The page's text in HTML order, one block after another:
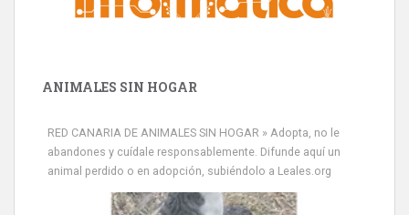
ANIMALES SIN HOGAR
RED CANARIA DE ANIMALES SIN HOGAR » Adopta, no le
abandones y cuídale responsablemente. Difunde aquí un
animal perdido o en adopción, subiéndolo a Leales.org